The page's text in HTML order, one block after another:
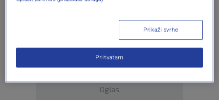
Oglas
Prikaži svrhe
Prihvatam